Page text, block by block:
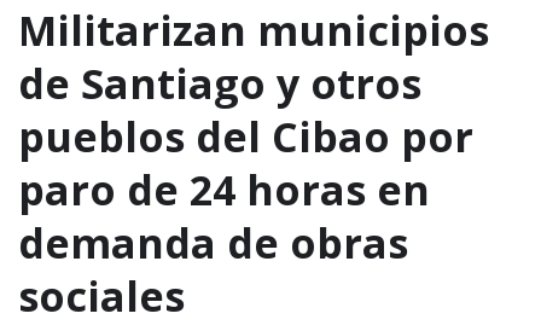
Militarizan municipios
de Santiago y otros
pueblos del Cibao por
paro de 24 horas en
demanda de obras
sociales